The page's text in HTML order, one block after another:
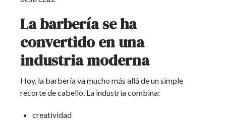
La barbería se ha
convertido en una
industria moderna
Hoy, la barbería va mucho más allá de un simple
recorte de cabello. La industria combina:
creatividad